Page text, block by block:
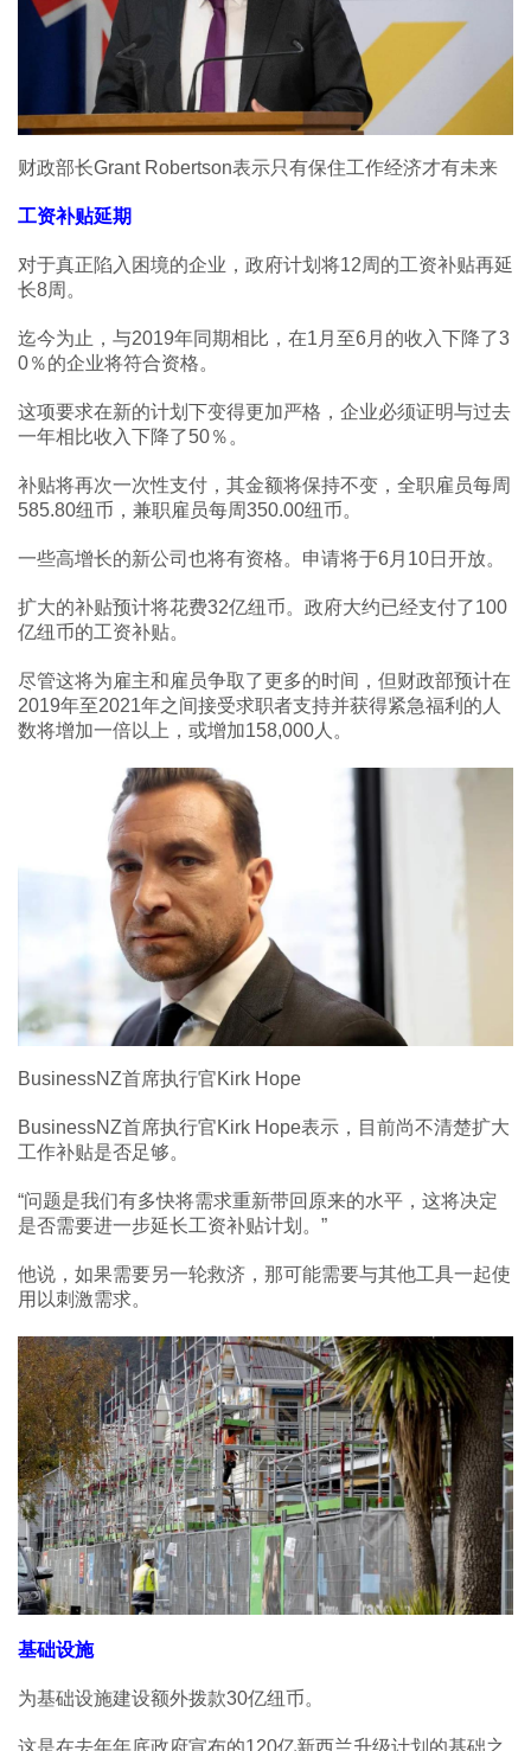
财政部长Grant Robertson表示只有保住工作经济才有未来
工资补贴延期
对于真正陷入困境的企业，政府计划将12周的工资补贴再延
长8周。
迄今为止，与2019年同期相比，在1月至6月的收入下降了3
0％的企业将符合资格。
这项要求在新的计划下变得更加严格，企业必须证明与过去
一年相比收入下降了50％。
补贴将再次一次性支付，其金额将保持不变，全职雇员每周
585.80纽币，兼职雇员每周350.00纽币。
一些高增长的新公司也将有资格。申请将于6月10日开放。
扩大的补贴预计将花费32亿纽币。政府大约已经支付了100
亿纽币的工资补贴。
尽管这将为雇主和雇员争取了更多的时间，但财政部预计在
2019年至2021年之间接受求职者支持并获得紧急福利的人
数将增加一倍以上，或增加158,000人。
BusinessNZ首席执行官Kirk Hope
BusinessNZ首席执行官Kirk Hope表示，目前尚不清楚扩大
工作补贴是否足够。
“问题是我们有多快将需求重新带回原来的水平，这将决定
是否需要进一步延长工资补贴计划。”
他说，如果需要另一轮救济，那可能需要与其他工具一起使
用以刺激需求。
基础设施
为基础设施建设额外拨款30亿纽币。
这是在去年年底政府宣布的120亿新西兰升级计划的基础之